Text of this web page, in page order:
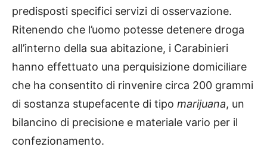
predisposti specifici servizi di osservazione.
Ritenendo che l’uomo potesse detenere droga
all’interno della sua abitazione, i Carabinieri
hanno effettuato una perquisizione domiciliare
che ha consentito di rinvenire circa 200 grammi
di sostanza stupefacente di tipo marijuana, un
bilancino di precisione e materiale vario per il
confezionamento.